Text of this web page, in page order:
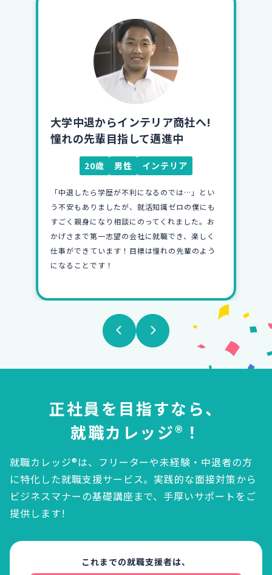
大学中退からインテリア商社へ!
憧れの先輩目指して邁進中
20歳 男性 インテリア
「中退したら学歴が不利になるのでは…」とい
う不安もありましたが、就活知識ゼロの僕にも
すごく親身になり相談にのってくれました。お
かげさまで第一志望の会社に就職でき、楽しく
仕事ができています！目標は憧れの先輩のよう
になることです！
正社員を目指すなら、
就職カレッジ®！
就職カレッジ®は、フリーターや未経験・中退者の方
に特化した就職支援サービス。 実践的な面接対策から
ビジネスマナーの基礎講座まで、 手厚いサポートをご
提供します!
これまでの就職支援者は、